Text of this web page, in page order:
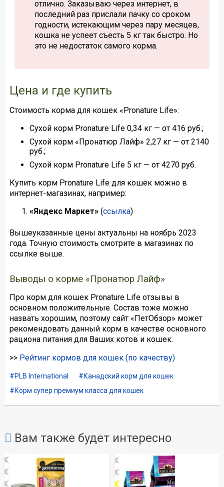
отлично. Заказываю через интернет, в
последний раз прислали пачку со сроком
годности, истекающим через пару месяцев,
кошка не успеет съесть 5 кг так быстро. Но
это не недостаток самого корма.
Цена и где купить
Стоимость корма для кошек «Pronature Life»:
Сухой корм Pronature Life 0,34 кг — от 416 руб.;
Сухой корм «Пронатюр Лайф» 2,27 кг — от 2140
руб.;
Сухой корм Pronature Life 5 кг — от 4270 руб.
Купить корм Pronature Life для кошек можно в
интернет-магазинах, например:
«Яндекс Маркет»(ссылка)
Вышеуказанные цены актуальны на ноябрь 2023
года. Точную стоимость смотрите в магазинах по
ссылке выше.
Выводы о корме «Пронатюр Лайф»
Про корм для кошек Pronature Life отзывы в
основном положительные. Состав тоже можно
назвать хорошим, поэтому сайт «ПетОбзор» может
рекомендовать данный корм в качестве основного
рациона питания для Ваших котов и кошек.
>> Рейтинг кормов для кошек (по качеству)
PLB International
Канадский корм для кошек
Корм супер премиум класса для кошек
Вам также будет интересно